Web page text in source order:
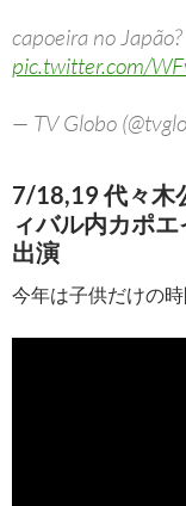
capoeira no
pic.twitter.com/
— TV Globo
7/18,19 代々木
ィバル内カポ
出演
今年は子供だけの